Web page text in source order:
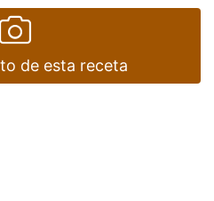
de esta receta